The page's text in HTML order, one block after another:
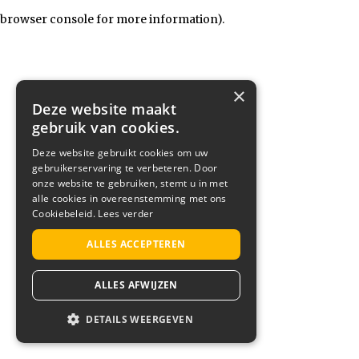
browser console for more information).
×
Deze website maakt
gebruik van cookies.
Deze website gebruikt cookies om uw
gebruikerservaring te verbeteren. Door
onze website te gebruiken, stemt u in met
alle cookies in overeenstemming met ons
Cookiebeleid. Lees verder
ALLES ACCEPTEREN
ALLES AFWIJZEN
DETAILS WEERGEVEN
STRIKT NOODZAKELIJK